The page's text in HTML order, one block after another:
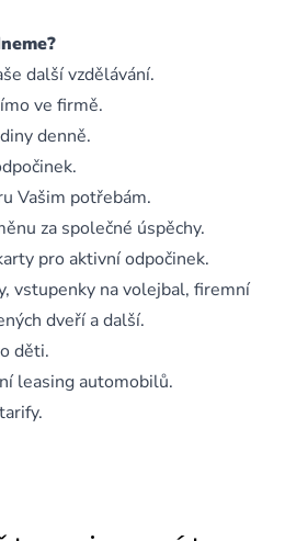
další vzdělávání.
ve firmě.
denně.
Vašim potřebám.
za společné úspěchy.
pro aktivní odpočinek.
vstupenky na volejbal, firemní
dveří a další.
děti.
leasing automobilů.